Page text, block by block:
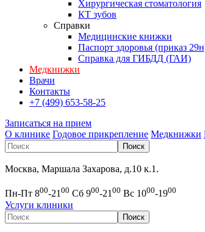
Хирургическая стоматология
КТ зубов
Справки
Медицинские книжки
Паспорт здоровья (приказ
Справка для ГИБДД (ГАИ)
Медкнижки
Врачи
Контакты
+7 (499) 653-58-25
Записаться на прием
О клинике Годовое прикрепление Медкнижки
Москва, Маршала Захарова, д.10 к.1.
Пн-Пт 800-2100 Сб 900-2100 Вс 1000-1900
Услуги клиники